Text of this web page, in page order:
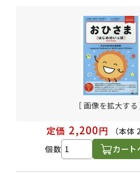
［ 画像を拡大する
定価 2,200円
（本体
個数
カート